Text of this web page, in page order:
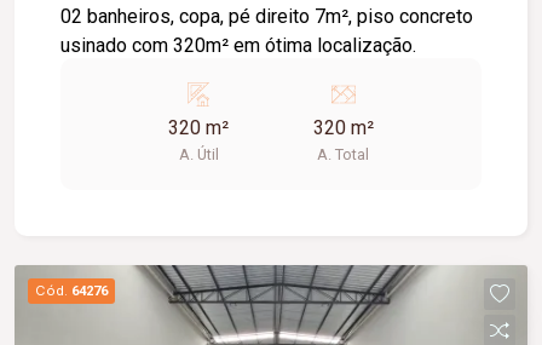
02 banheiros, copa, pé direito 7m², piso concreto
usinado com 320m² em ótima localização.
320 m²
A. Útil
320 m²
A. Total
Cód. 64276